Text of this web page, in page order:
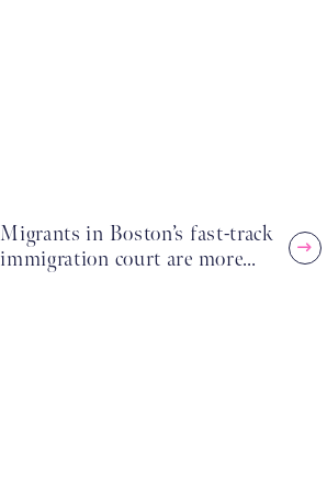
Migrants in Boston’s fast-track
immigration court are more…